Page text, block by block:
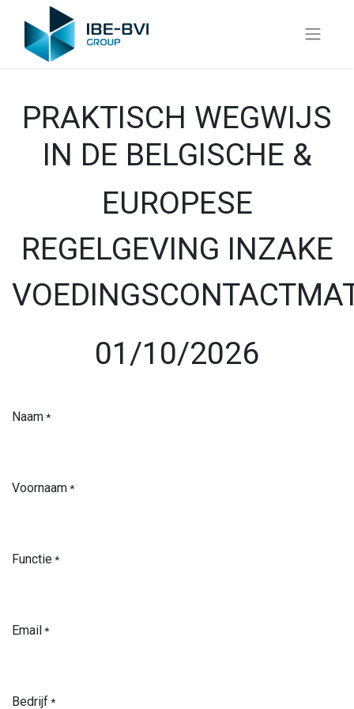
PRAKTISCH WEGWIJS
IN DE BELGISCHE &
EUROPESE
REGELGEVING INZAKE
01/10/2026
Naam*
Voornaam*
Functie*
Email*
Bedrijf*